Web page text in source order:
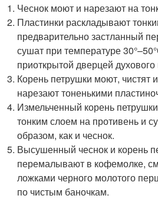
Чеснок моют и нарезают на
Пластинки раскладывают
предварительно застланный
сушат при температуре
приоткрытой дверцей
Корень петрушки моют, чистят
нарезают тоненькими
Измельченный корень
тонким слоем на противень и
образом, как и чеснок.
Высушенный чеснок и корень
перемалывают в кофемолке,
ложками черного молотого
по чистым баночкам.